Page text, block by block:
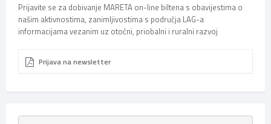
Prijavite se za dobivanje MARETA on-line biltena s obavijestima o
našim aktivnostima, zanimljivostima s područja LAG-a
informacijama vezanim uz otočni, priobalni i ruralni razvoj
Prijava na newsletter